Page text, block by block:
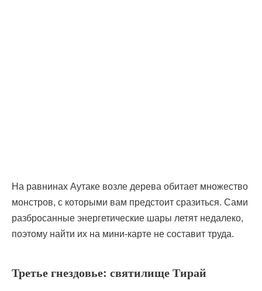
На равнинах Аутаке возле дерева обитает множество
монстров, с которыми вам предстоит сразиться. Сами
разбросанные энергетические шары летят недалеко,
поэтому найти их на мини-карте не составит труда.
Третье гнездовье: святилище Тирай